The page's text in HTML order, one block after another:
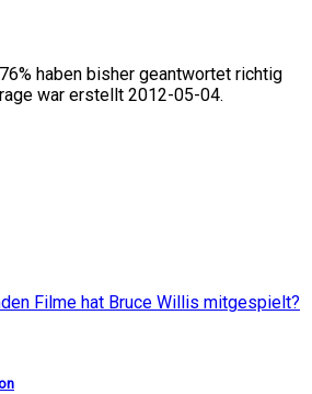
haben bisher geantwortet richtig
war erstellt 2012-05-04.
Filme hat Bruce Willis mitgespielt?